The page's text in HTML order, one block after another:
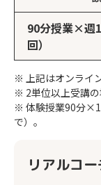
90分授業×週
回）
※ 上記はオンライ
※ 2単位以上受講
※ 体験授業90分×1
で）。
リアルコ